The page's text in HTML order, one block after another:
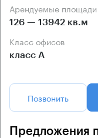
Арендуемые площади
126 — 13942 кв.м
Класс офисов
класс А
Позвонить
Предложения